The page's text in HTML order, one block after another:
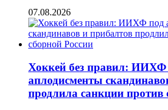
07.08.2026
Хоккей без правил: ИИХФ
аплодисменты
продлила санкции против